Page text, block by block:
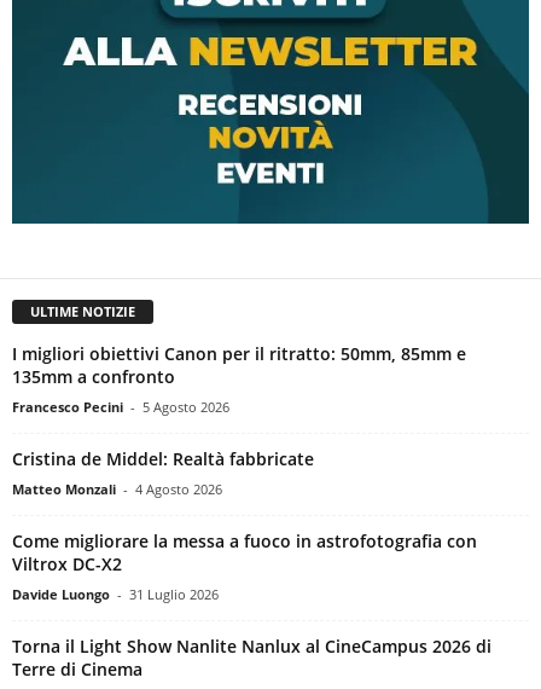
ULTIME NOTIZIE
I migliori obiettivi Canon per il ritratto: 50mm, 85mm e
135mm a confronto
Francesco Pecini - 5 Agosto 2026
Cristina de Middel: Realtà fabbricate
Matteo Monzali - 4 Agosto 2026
Come migliorare la messa a fuoco in astrofotografia con
Viltrox DC-X2
Davide Luongo - 31 Luglio 2026
Torna il Light Show Nanlite Nanlux al CineCampus 2026 di
Terre di Cinema